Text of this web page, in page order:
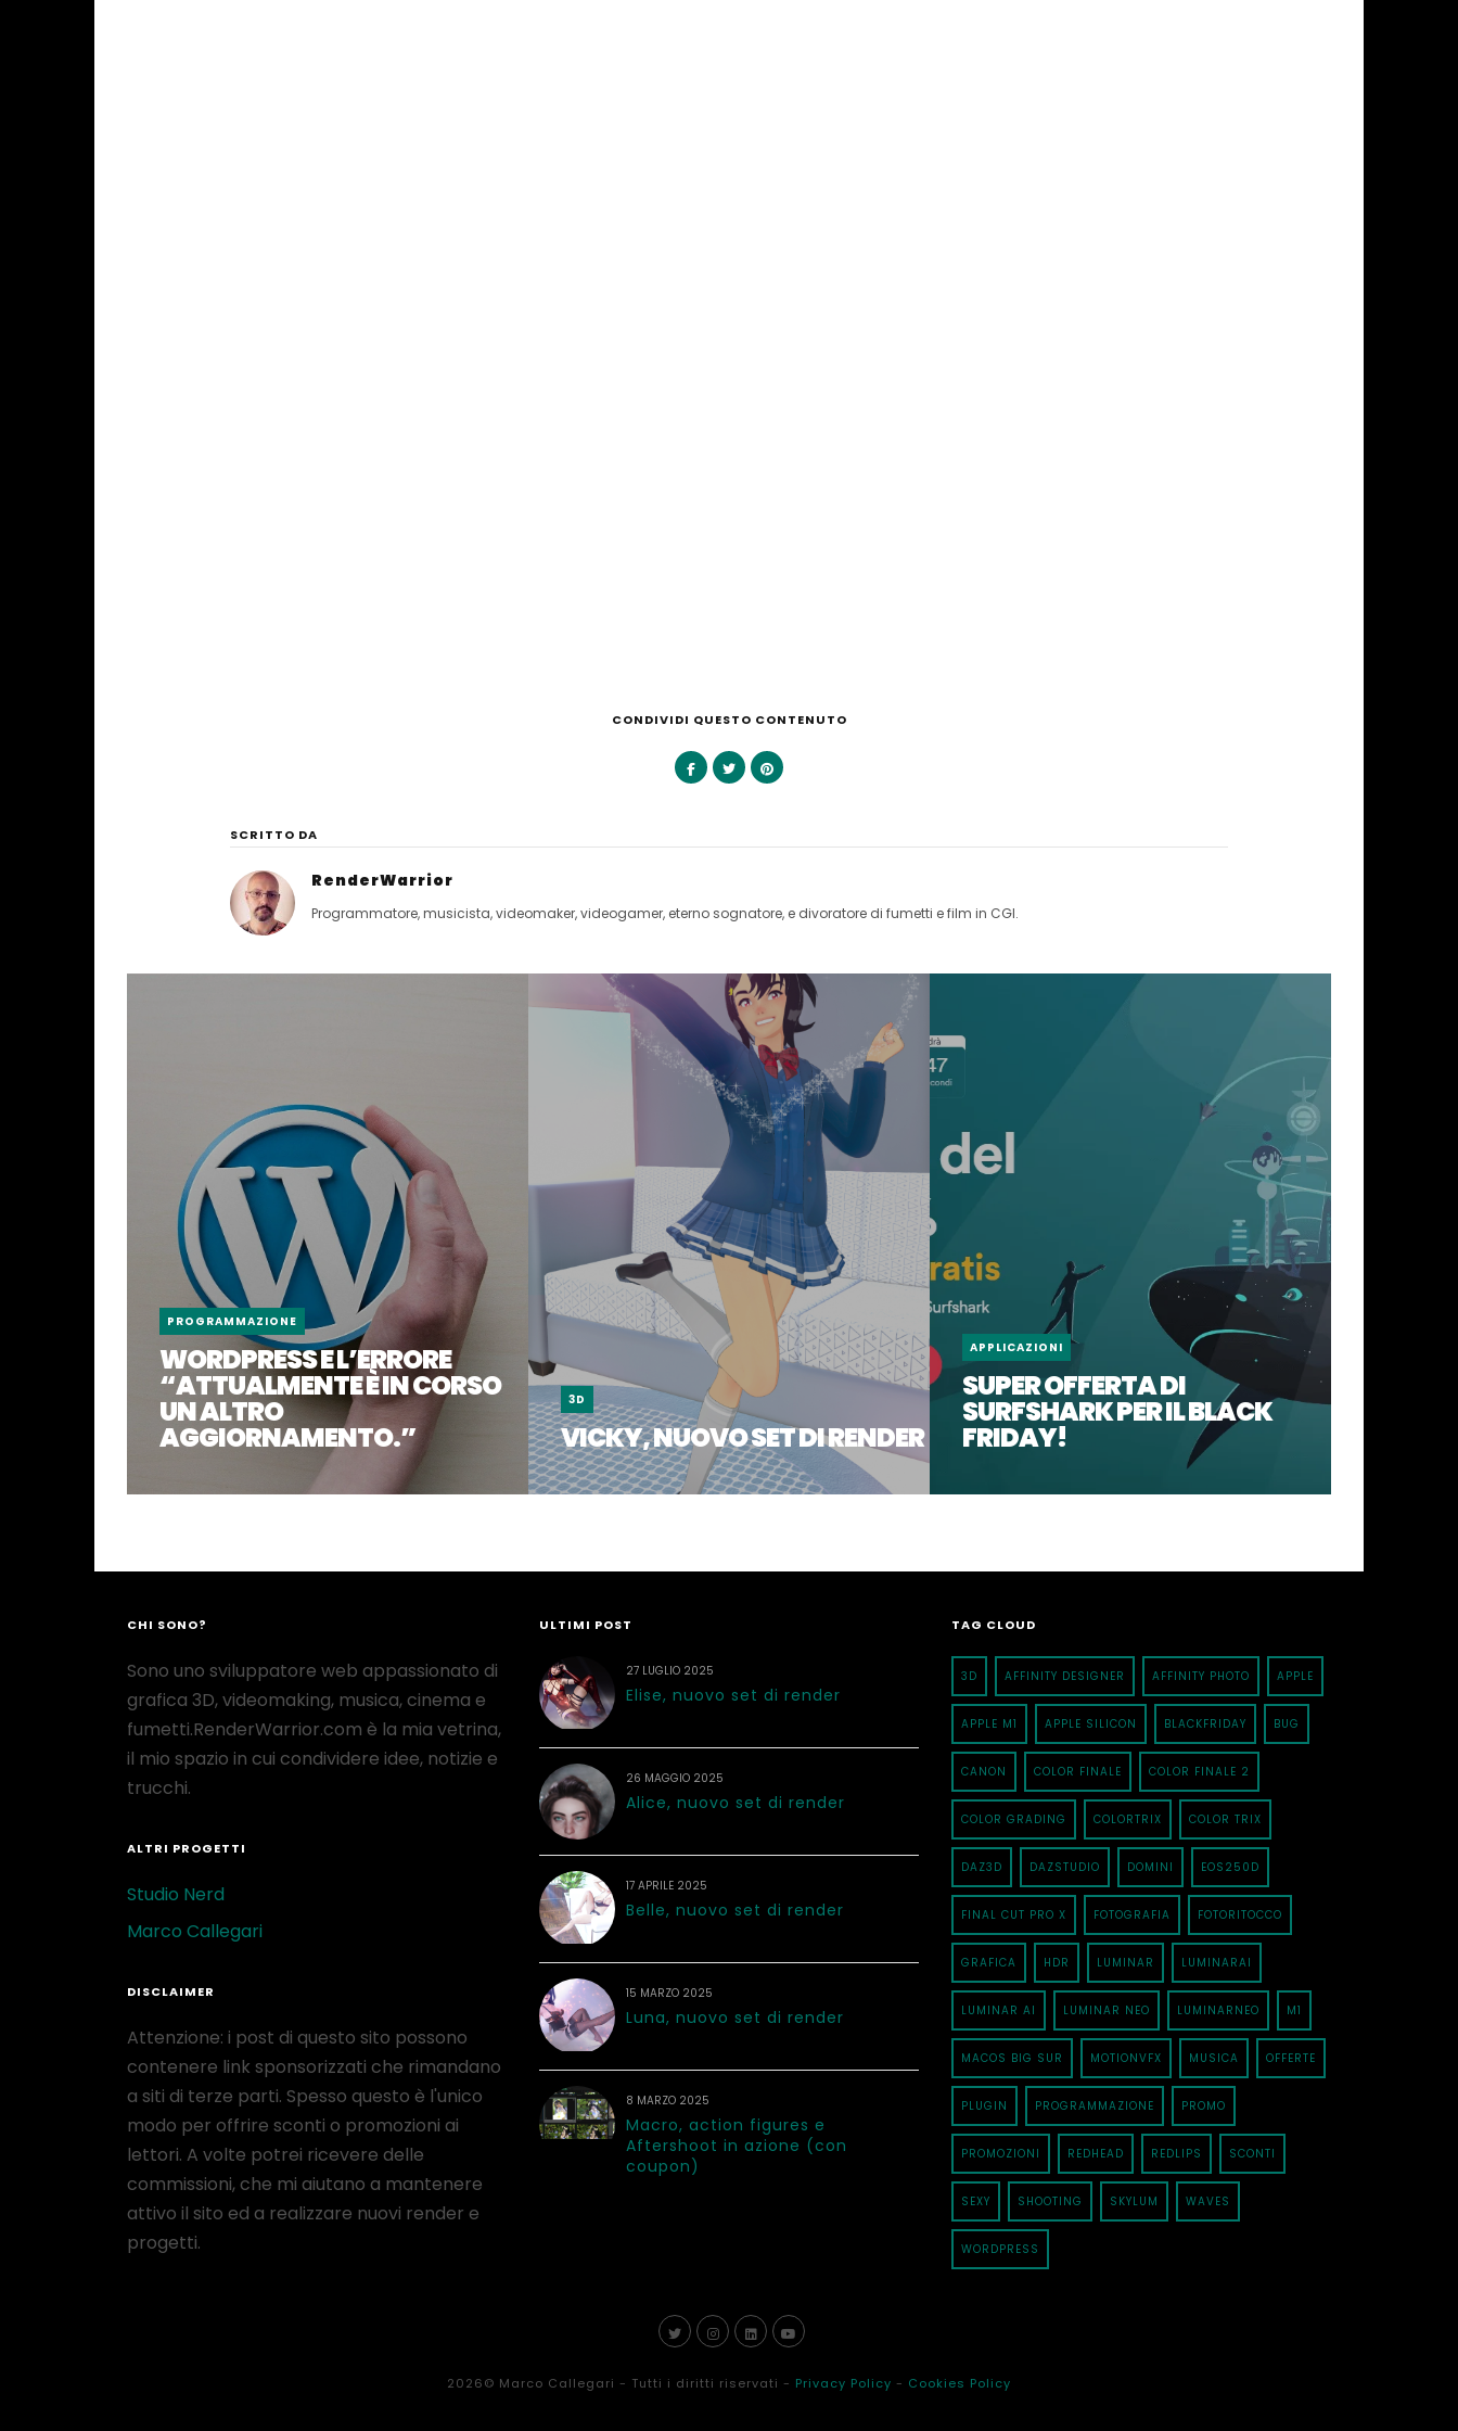
CONDIVIDI QUESTO CONTENUTO
SCRITTO DA
RenderWarrior
Programmatore, musicista, videomaker, videogamer, eterno sognatore, e divoratore di fumetti e film in CGI.
PROGRAMMAZIONE
WORDPRESS E L’ERRORE
“ATTUALMENTE È IN CORSO
UN ALTRO
AGGIORNAMENTO.”
3D
VICKY, NUOVO SET DI RENDER
APPLICAZIONI
SUPER OFFERTA DI
SURFSHARK PER IL BLACK
FRIDAY!
CHI SONO?
Sono uno sviluppatore web appassionato di
grafica 3D, videomaking, musica, cinema e
fumetti.RenderWarrior.com è la mia vetrina,
il mio spazio in cui condividere idee, notizie e
trucchi.
ALTRI PROGETTI
Studio Nerd
Marco Callegari
DISCLAIMER
Attenzione: i post di questo sito possono
contenere link sponsorizzati che rimandano
a siti di terze parti. Spesso questo è l'unico
modo per offrire sconti o promozioni ai
lettori. A volte potrei ricevere delle
commissioni, che mi aiutano a mantenere
attivo il sito ed a realizzare nuovi render e
progetti.
ULTIMI POST
27 LUGLIO 2025
Elise, nuovo set di render
26 MAGGIO 2025
Alice, nuovo set di render
17 APRILE 2025
Belle, nuovo set di render
15 MARZO 2025
Luna, nuovo set di render
8 MARZO 2025
Macro, action figures e
Aftershoot in azione (con
coupon)
TAG CLOUD
3D AFFINITY DESIGNER AFFINITY PHOTO APPLE
APPLE M1 APPLE SILICON BLACKFRIDAY BUG
CANON COLOR FINALE COLOR FINALE 2
COLOR GRADING COLORTRIX COLOR TRIX
DAZ3D DAZSTUDIO DOMINI EOS250D
FINAL CUT PRO X FOTOGRAFIA FOTORITOCCO
GRAFICA HDR LUMINAR LUMINARAI
LUMINAR AI LUMINAR NEO LUMINARNEO M1
MACOS BIG SUR MOTIONVFX MUSICA OFFERTE
PLUGIN PROGRAMMAZIONE PROMO
PROMOZIONI REDHEAD REDLIPS SCONTI
SEXY SHOOTING SKYLUM WAVES
WORDPRESS
2026© Marco Callegari - Tutti i diritti riservati - Privacy Policy - Cookies Policy